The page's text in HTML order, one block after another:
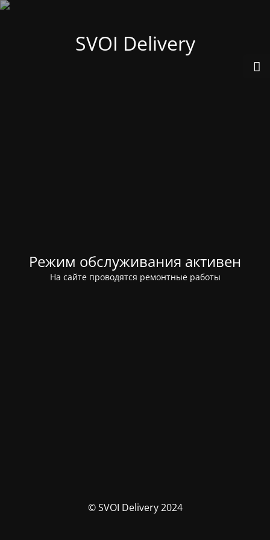
SVOI Delivery
Режим обслуживания активен
На сайте проводятся ремонтные работы
© SVOI Delivery 2024